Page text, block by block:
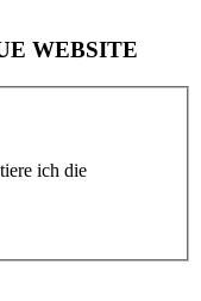
WEBSITE
ich die